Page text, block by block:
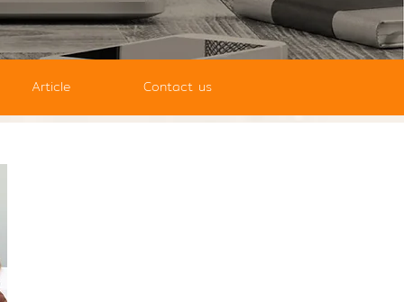
Article Contact us